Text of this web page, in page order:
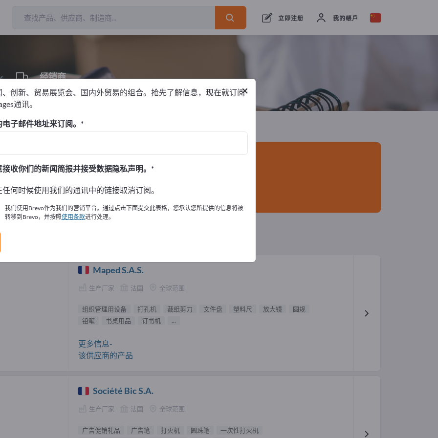
立即注册 我的帳戶
经销商
1
出口商12 制造商11 经销商
與產品資訊。
訊
供應商 (12)
Maped S.A.S.
生产厂家 法国 全球范围
组织管理用设备 打孔机 裁纸剪刀 文件盘 塑料尺 放大镜
圆规
铅笔
书桌用品 订书机 ...
更多信息-
该供应商的产品
Société Bic S.A.
生产厂家 法国 全球范围
广告促销礼品 广告笔 打火机 圆珠笔
一次性打火机
×
、创新、贸易展览会、国内外贸易的组合。抢先了解信息，现在就订阅
通讯。
子邮件地址来订阅。
收你们的新闻简报并接受数据隐私声明。
何时候使用我们的通讯中的链接取消订阅。
我们使用Brevo作为我们的营销平台。通过点击下面提交此表格，您承认您所提供的信息将被
转移到Brevo，并按照使用条款进行处理。